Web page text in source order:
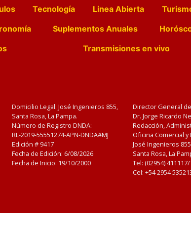
Tecnología Linea Abierta
Suplementos Anuales
Transmisiones en vivo
Domicilio Legal: José Ingenieros 855,
Santa Rosa, La Pampa.
Número de Registro DNDA:
RL-2019-55551274-APN-DNDA#MJ
Edición # 9417
Fecha de Edición: 6/08/2026
Fecha de Inicio: 19/10/2000
Director General
Dr. Jorge Ricardo
Redacción,
Oficina Comercial
José Ingenieros
Santa Rosa, La
Tel: (02954)
Cel: +54 2954